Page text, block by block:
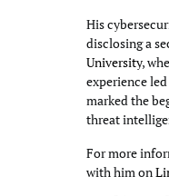
His
disclosing a
University,
experience
marked the
threat
For more
with him on